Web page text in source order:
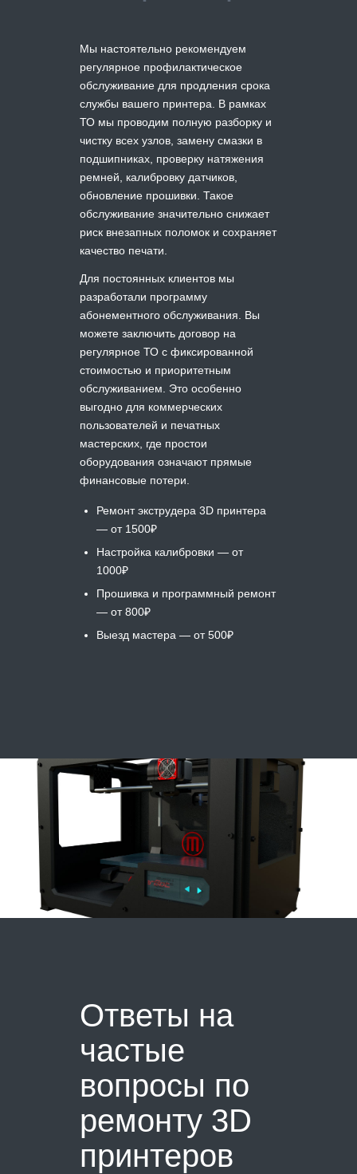
Мы настоятельно рекомендуем
регулярное профилактическое
обслуживание для продления срока
службы вашего принтера. В рамках
ТО мы проводим полную разборку и
чистку всех узлов, замену смазки в
подшипниках, проверку натяжения
ремней, калибровку датчиков,
обновление прошивки. Такое
обслуживание значительно снижает
риск внезапных поломок и сохраняет
качество печати.
Для постоянных клиентов мы
разработали программу
абонементного обслуживания. Вы
можете заключить договор на
регулярное ТО с фиксированной
стоимостью и приоритетным
обслуживанием. Это особенно
выгодно для коммерческих
пользователей и печатных
мастерских, где простои
оборудования означают прямые
финансовые потери.
Ремонт экструдера 3D принтера
— от 1500₽
Настройка калибровки — от
1000₽
Прошивка и программный ремонт
— от 800₽
Выезд мастера — от 500₽
Ответы на
частые
вопросы по
ремонту 3D
принтеров